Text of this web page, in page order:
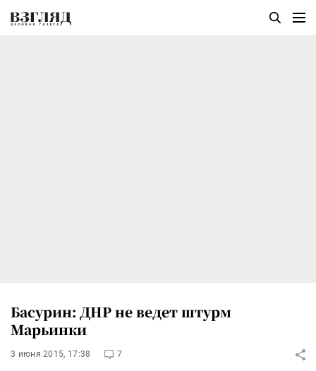
Басурин: ДНР не ведет штурм
Марьинки
3 июня 2015, 17:38 7